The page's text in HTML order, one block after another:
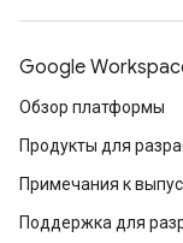
Google
Обзор платформы
Продукты для
Примечания к
Поддержка для